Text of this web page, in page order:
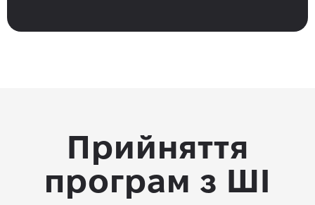
Прийняття
програм з ШІ